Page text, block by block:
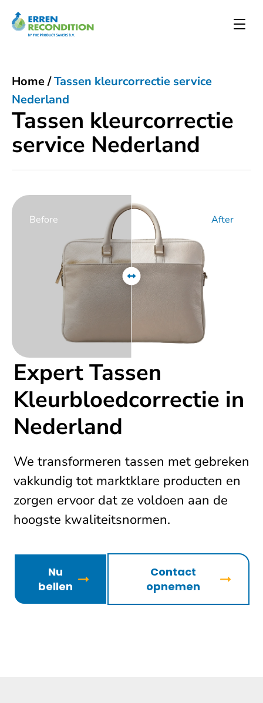
Tassen kleurcorrectie
service Nederland
Home/Tassen kleurcorrectie service
Nederland
Before After
Expert Tassen
Kleurbloedcorrectie in
Nederland
We transformeren tassen met gebreken
vakkundig tot marktklare producten en
zorgen ervoor dat ze voldoen aan de
hoogste kwaliteitsnormen.
Nu
bellen
Contact
opnemen